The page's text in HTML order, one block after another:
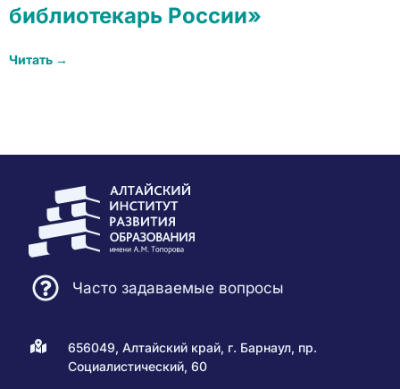
библиотекарь России»
Читать →
Часто задаваемые вопросы
656049, Алтайский край, г. Барнаул, пр.
Социалистический, 60